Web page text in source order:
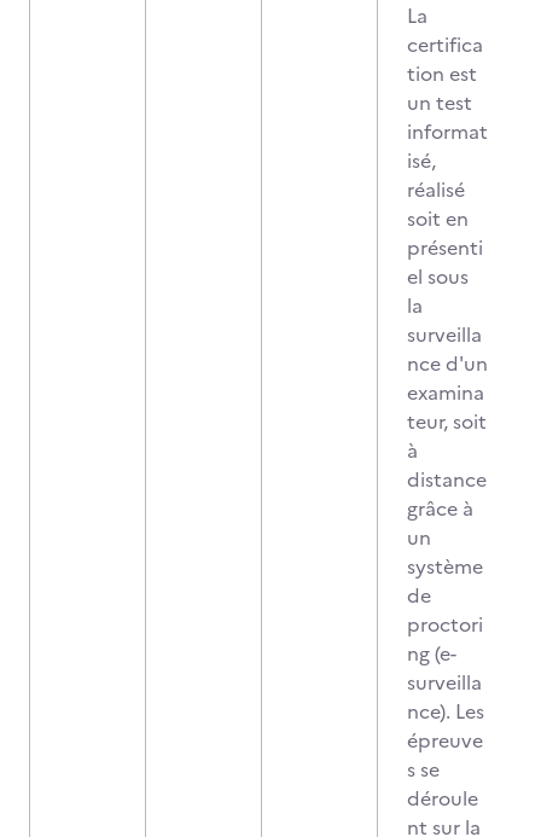
La
certifica
tion est
un test
informat
isé,
réalisé
soit en
présenti
el sous
la
surveilla
nce d'un
examina
teur, soit
à
distance
grâce à
un
système
de
proctori
ng (e-
surveilla
nce). Les
épreuve
s se
déroule
nt sur la